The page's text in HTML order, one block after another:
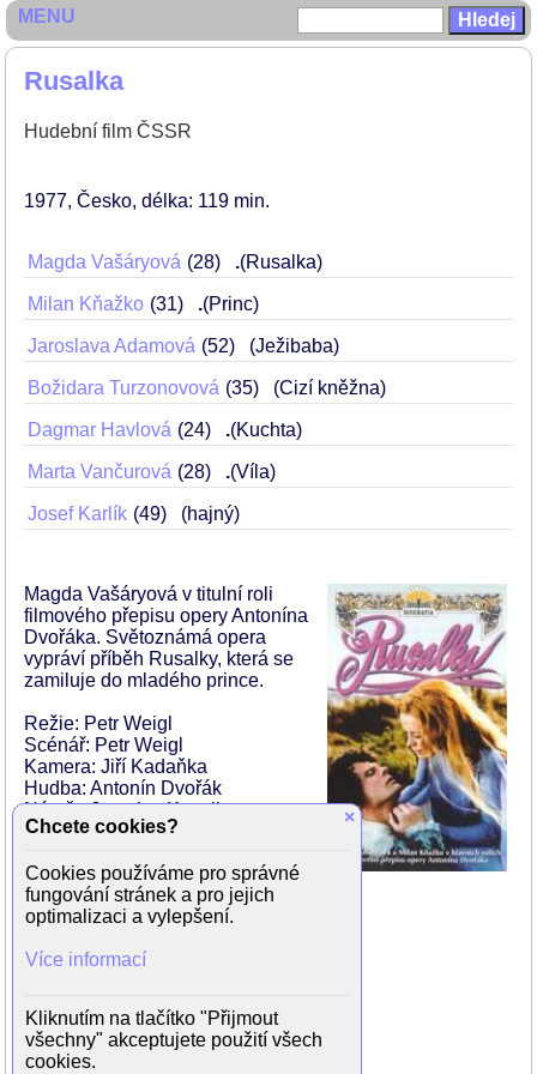
Rusalka
Hudební film ČSSR
1977 Česko délka: 119 min
Magda Vašáryová 28 .(Rusalka)
Milan Kňažko 31 .(Princ)
Jaroslava Adamová 52 (Ježibaba)
Božidara Turzonovová 35 (Cizí kněžna)
Dagmar Havlová 24 .(Kuchta)
Marta Vančurová 28 .(Víla)
Josef Karlík 49 (hajný)
Magda Vašáryová v titulní roli
filmového přepisu opery Antonína
Dvořáka. Světoznámá opera
vypráví příběh Rusalky, která se
zamiluje do mladého prince.
Režie: Petr Weigl
Scénář: Petr Weigl
Kamera: Jiří Kadaňka
Hudba: Antonín Dvořák
Námět: Jaroslav Kvapil
Rok výroby: 1977
Orig. jazyk: Český
Hrají:
Milan Kňažko (princ)
Božidara Turzonovová (cizí kněžna)
Josef Karlík (hajný)
Dagmar Veškrnová (kuchta)
MENU
×
Chcete cookies?
Cookies používáme pro správné
fungování stránek a pro jejich
optimalizaci a vylepšení.
Více informací
Kliknutím na tlačítko "Přijmout
všechny" akceptujete použití všech
cookies.